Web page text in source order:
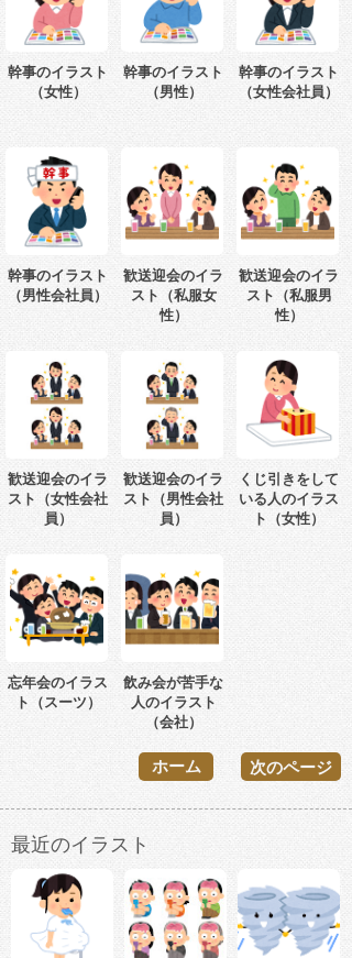
幹事のイラスト
（女性）
幹事のイラスト
（男性）
幹事のイラスト
（女性会社員）
幹事のイラスト
（男性会社員）
歓送迎会のイラ
スト（私服女
性）
歓送迎会のイラ
スト（私服男
性）
歓送迎会のイラ
スト（女性会社
員）
歓送迎会のイラ
スト（男性会社
員）
くじ引きをして
いる人のイラス
ト（女性）
忘年会のイラス
ト（スーツ）
飲み会が苦手な
人のイラスト
（会社）
次のページ
ホーム
最近のイラスト